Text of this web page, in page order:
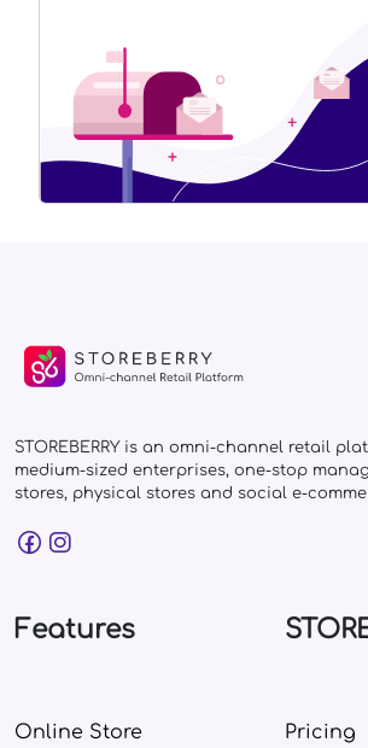
STOREBERRY is an omni-channel retail
medium-sized enterprises, one-stop
stores, physical stores and social e-
Features
Online Store Pricing